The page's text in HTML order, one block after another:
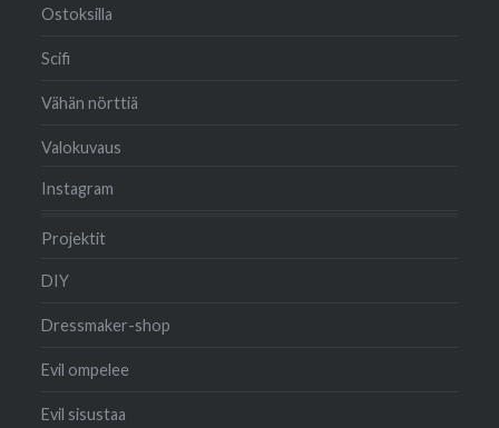
Ostoksilla
Scifi
Vähän nörttiä
Valokuvaus
Instagram
Projektit
DIY
Dressmaker-shop
Evil ompelee
Evil sisustaa